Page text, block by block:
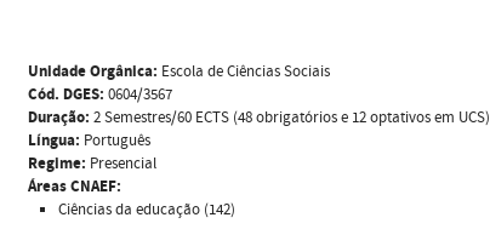
Unidade Orgânica: Escola de Ciências Sociais
Cód. DGES: 0604/3567
Duração: 2 Semestres/60 ECTS (48 obrigatórios e 12 optativos em UCS)
Língua: Português
Regime: Presencial
Áreas CNAEF:
Ciências da educação (142)